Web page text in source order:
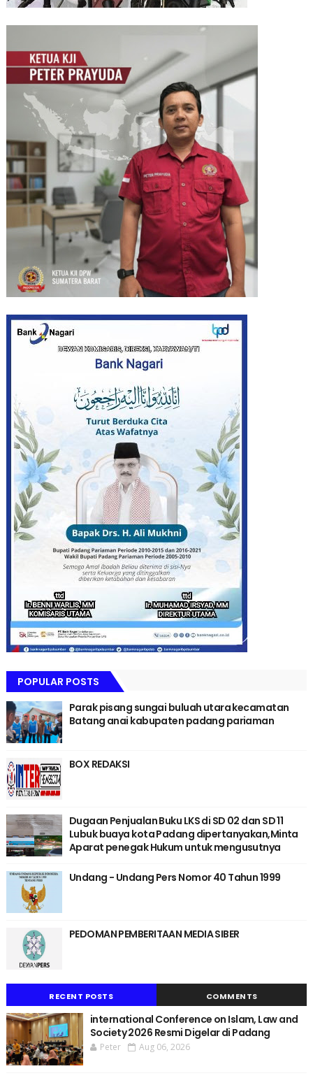
POPULAR POSTS
Parak pisang sungai buluah utara kecamatan
Batang anai kabupaten padang pariaman
BOX REDAKSI
Dugaan Penjualan Buku LKS di SD 02 dan SD 11
Lubuk buaya kota Padang dipertanyakan,Minta
Aparat penegak Hukum untuk mengusutnya
Undang - Undang Pers Nomor 40 Tahun 1999
PEDOMAN PEMBERITAAN MEDIA SIBER
RECENT POSTS COMMENTS
international Conference on Islam, Law and
Society 2026 Resmi Digelar di Padang
Peter Aug 06, 2026